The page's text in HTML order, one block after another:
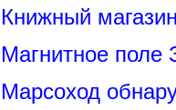
Книжный
Магнитное поле
Марсоход